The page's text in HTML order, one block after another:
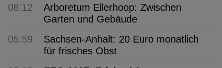
06:12
Arboretum Ellerhoop: Zwischen
Garten und Gebäude
05:59
Sachsen-Anhalt: 20 Euro monatlich
für frisches Obst